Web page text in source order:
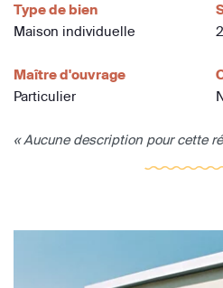
Type de bien
Maison individuelle
Maître d'ouvrage
Particulier
« Aucune description pour cette